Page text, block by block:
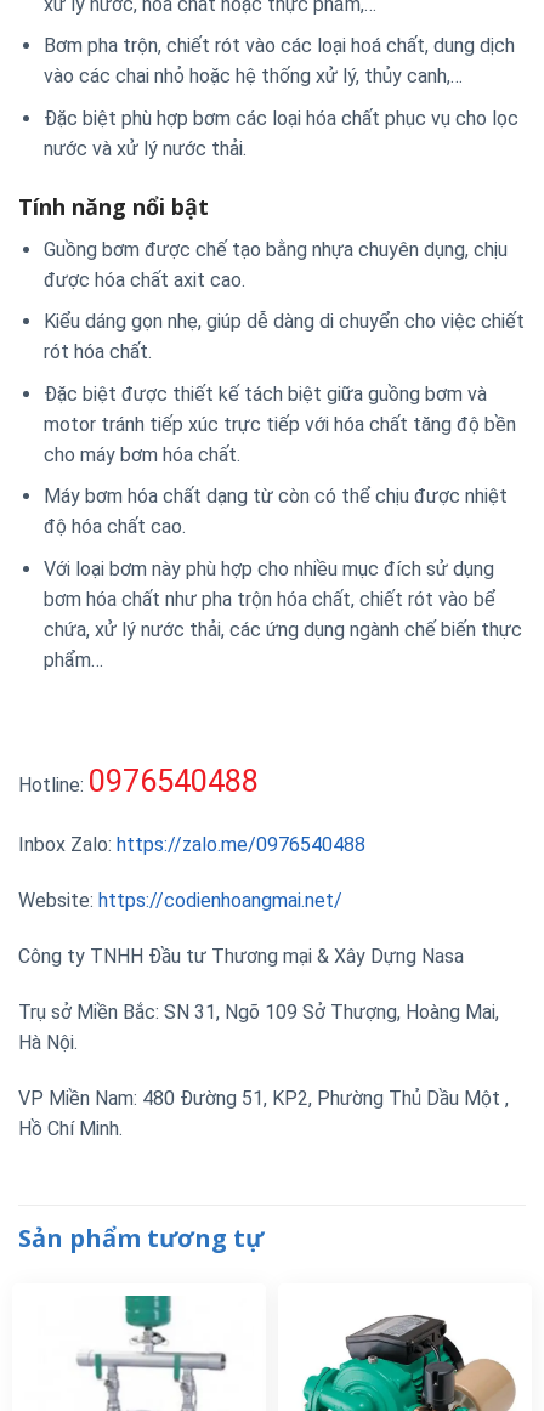
Bơm pha trộn, chiết rót vào các loại hoá chất, dung dịch
vào các chai nhỏ hoặc hệ thống xử lý, thủy canh,…
Đặc biệt phù hợp bơm các loại hóa chất phục vụ cho lọc
nước và xử lý nước thải.
Tính năng nổi bật
Guồng bơm được chế tạo bằng nhựa chuyên dụng, chịu
được hóa chất axit cao.
Kiểu dáng gọn nhẹ, giúp dễ dàng di chuyển cho việc chiết
rót hóa chất.
Đặc biệt được thiết kế tách biệt giữa guồng bơm và
motor tránh tiếp xúc trực tiếp với hóa chất tăng độ bền
cho máy bơm hóa chất.
Máy bơm hóa chất dạng từ còn có thể chịu được nhiệt
độ hóa chất cao.
Với loại bơm này phù hợp cho nhiều mục đích sử dụng
bơm hóa chất như pha trộn hóa chất, chiết rót vào bể
chứa, xử lý nước thải, các ứng dụng ngành chế biến thực
phẩm…
Hotline: 0976540488
Inbox Zalo: https://zalo.me/0976540488
Website: https://codienhoangmai.net/
Công ty TNHH Đầu tư Thương mại & Xây Dựng Nasa
Trụ sở Miền Bắc: SN 31, Ngõ 109 Sở Thượng, Hoàng Mai,
Hà Nội.
VP Miền Nam: 480 Đường 51, KP2, Phường Thủ Dầu Một ,
Hồ Chí Minh.
Sản phẩm tương tự